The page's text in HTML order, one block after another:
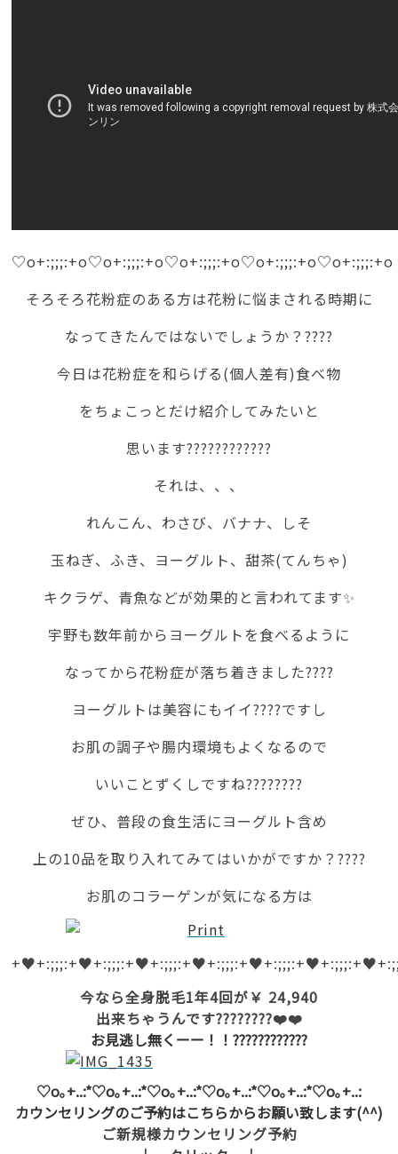
♡o+:;;;:+o♡o+:;;;:+o♡o+:;;;:+o♡o+:;;;:+o♡o+:;;;:+o
そろそろ花粉症のある方は花粉に悩まされる時期に
なってきたんではないでしょうか？????
今日は花粉症を和らげる(個人差有)食べ物
をちょこっとだけ紹介してみたいと
思います????????????
それは、、、
れんこん、わさび、バナナ、しそ
玉ねぎ、ふき、ヨーグルト、甜茶(てんちゃ)
キクラゲ、青魚などが効果的と言われてます✨
宇野も数年前からヨーグルトを食べるように
なってから花粉症が落ち着きました????
ヨーグルトは美容にもイイ????ですし
お肌の調子や腸内環境もよくなるので
いいことずくしですね????????
ぜひ、普段の食生活にヨーグルト含め
上の10品を取り入れてみてはいかがですか？????
お肌のコラーゲンが気になる方は
今なら全身脱毛1年4回が￥ 24,940
出来ちゃうんです????????❤️❤️
お見逃し無くーー！！????????????
♡o｡+..:*♡o｡+..:*♡o｡+..:*♡o｡+..:*♡o｡+..:*♡o｡+..:
カウンセリングのご予約はこちらからお願い致します(^^)
ご新規様カウンセリング予約